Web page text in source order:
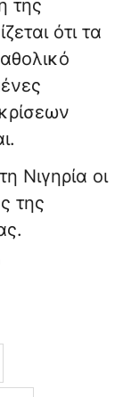
της
ότι τα
Νιγηρία οι
της